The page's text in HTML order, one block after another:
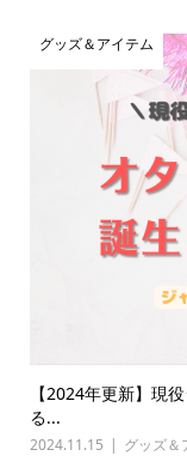
グッズ＆アイテム
【2024年更新】現
る...
2024.11.15 グッズ＆